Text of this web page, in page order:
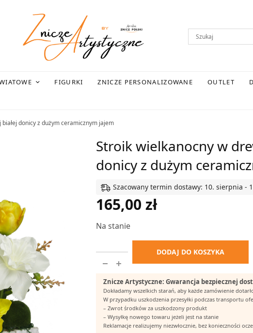
FIGURKI ZNICZE PERSONALIZOWANE OUTLET
donicy z dużym ceramicznym jajem
Stroik wielkanocny w
donicy z dużym
Szacowany termin dostawy: 10. sierpnia -
165,00zł
Na stanie
DODAJ DO KOSZYKA
Znicze Artystyczne: Gwarancja bezpiecznej
Dokładamy wszelkich starań, aby każde zamówienie
W przypadku uszkodzenia przesyłki podczas transportu
– Zwrot środków za uszkodzony produkt
– Wysyłkę nowego towaru jeżeli jest na stanie
Reklamacje realizujemy niezwłocznie, bez konieczności